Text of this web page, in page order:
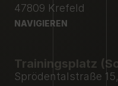
47809 Krefeld
NAVIGIEREN
Trainingsplatz
Sprödentalstraße 15,